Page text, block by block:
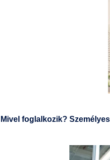
foglalkozik?